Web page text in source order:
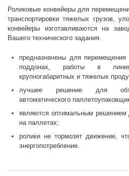
Роликовые конвейеры для
транспортировки тяжелых грузов,
конвейеры изготавливаются на
Вашего технического задания.
предназначены для
поддонах, работы в
крупногабаритных и тяжелых
лучшее решение для
автоматического
являются оптимальным решением
на паллетах;
ролики не тормозят движение,
энергопотребление.